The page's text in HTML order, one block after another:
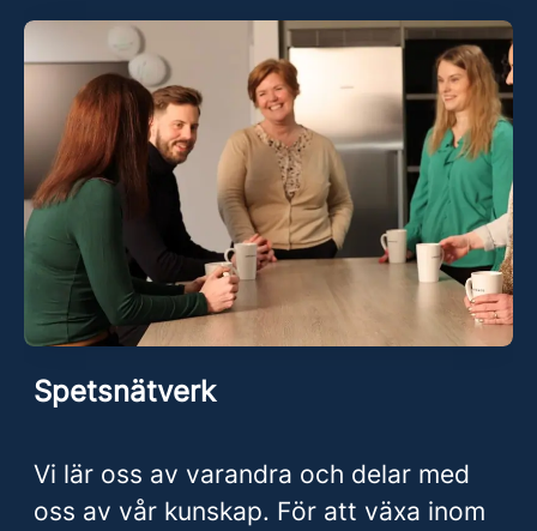
Spetsnätverk
Vi lär oss av varandra och delar med
oss av vår kunskap. För att växa inom